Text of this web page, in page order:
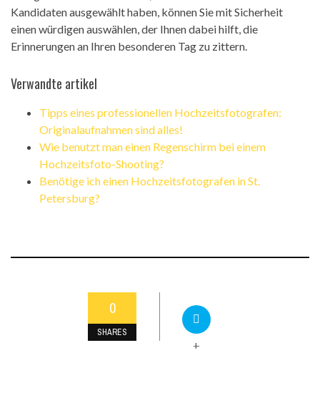
Kandidaten ausgewählt haben, können Sie mit Sicherheit
einen würdigen auswählen, der Ihnen dabei hilft, die
Erinnerungen an Ihren besonderen Tag zu zittern.
Verwandte artikel
Tipps eines professionellen Hochzeitsfotografen:
Originalaufnahmen sind alles!
Wie benutzt man einen Regenschirm bei einem
Hochzeitsfoto-Shooting?
Benötige ich einen Hochzeitsfotografen in St.
Petersburg?
0
SHARES
+